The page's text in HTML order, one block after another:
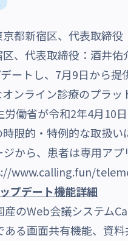
都新宿区、代表取締
、代表取締役：酒井
ートし、7月9日から
ンライン診療のプラッ
労働省が令和2年4月10
限的・特例的な取扱
から、患者は専用ア
www.calling.fun/
プデート機能詳細
のWeb会議システム
る画面共有機能、資